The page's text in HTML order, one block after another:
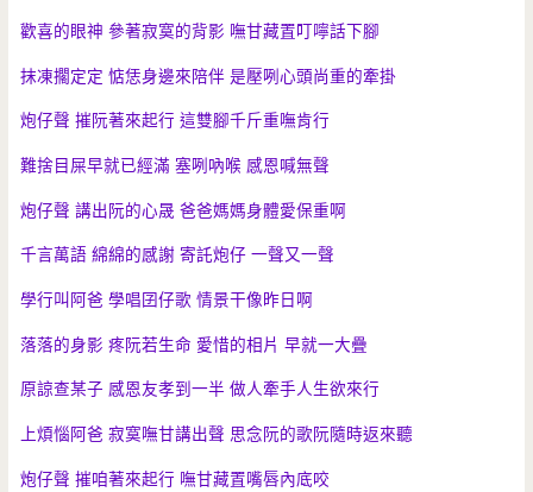
歡喜的眼神 參著寂寞的背影 嘸甘藏置叮嚀話下腳
抹凍擱定定 惦恁身邊來陪伴 是壓咧心頭尚重的牽掛
炮仔聲 摧阮著來起行 這雙腳千斤重嘸肯行
難捨目屎早就已經滿 塞咧吶喉 感恩喊無聲
炮仔聲 講出阮的心晟 爸爸媽媽身體愛保重啊
千言萬語 綿綿的感謝 寄託炮仔 一聲又一聲
學行叫阿爸 學唱囝仔歌 情景干像昨日啊
落落的身影 疼阮若生命 愛惜的相片 早就一大疊
原諒查某子 感恩友孝到一半 做人牽手人生欲來行
上煩惱阿爸 寂寞嘸甘講出聲 思念阮的歌阮隨時返來聽
炮仔聲 摧咱著來起行 嘸甘藏置嘴唇內底咬